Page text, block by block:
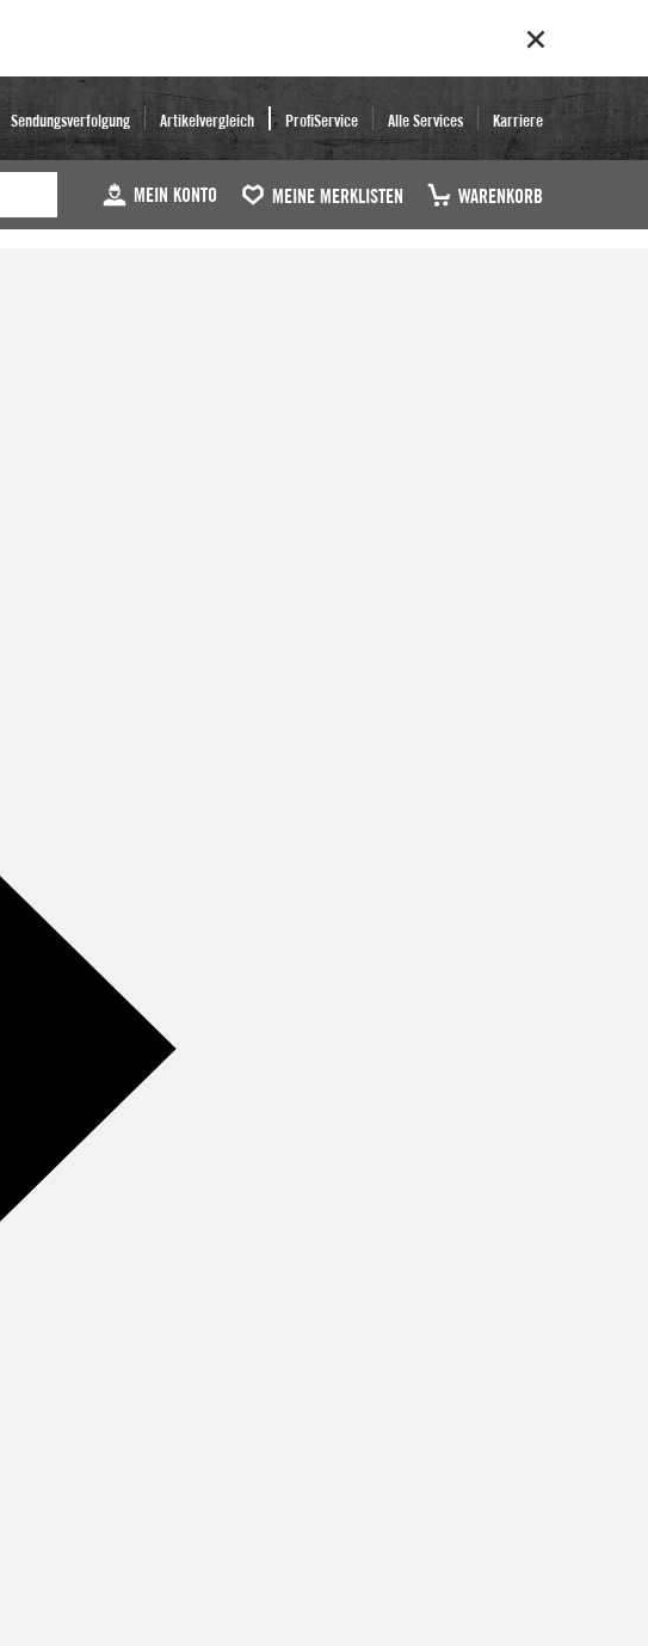
Sendungsverfolgung Artikelvergleich ProfiService Alle Services Karriere
MEIN KONTO MEINE MERKLISTEN WARENKORB